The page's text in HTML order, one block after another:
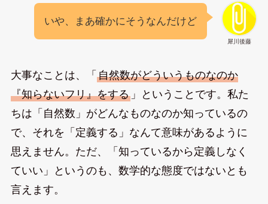
犀川後藤
いや、まあ確かにそうなんだけど
大事なことは、「 自然数がどういうものなのか
『知らないフリ』をする」ということです。私た
ちは「自然数」がどんなものなのか知っているの
で、それを「定義する」なんて意味があるように
思えません。ただ、「知っているから定義しなく
ていい」というのも、数学的な態度ではないとも
言えます。